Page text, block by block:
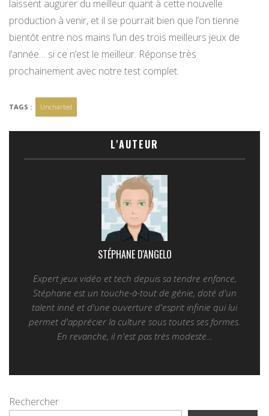
laissent augurer du meilleur quant à cette nouvelle
production à venir, et il se pourrait bien que l’on tienne
bientôt entre nos mains l’un des trois meilleurs jeux de
l’année… si ce n’est le meilleur. Réponse très
prochainement avec notre test complet.
TAGS : Uncharted
L'AUTEUR
STÉPHANE D'ANGELO
Expert jeux vidéo et tech depuis sa tendre enfance,
Stéphane est un touche-à-tout de génie, doté d'un
talent inné et d'une ouverture d'esprit infinie qui lui
permet d'apprécier la culture sous toutes ses formes.
En revanche, il n'est pas très modeste...
Rechercher